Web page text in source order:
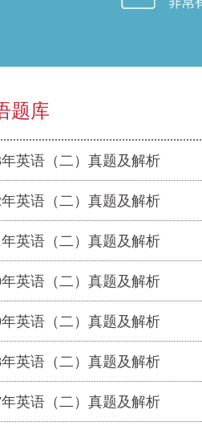
题库
年英语（二）真题及解析
年英语（二）真题及解析
年英语（二）真题及解析
年英语（二）真题及解析
年英语（二）真题及解析
年英语（二）真题及解析
年英语（二）真题及解析